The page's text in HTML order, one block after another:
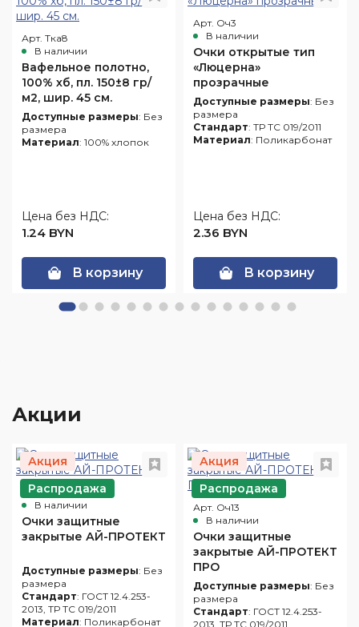
Арт. Тка8
В наличии
Вафельное полотно,
100% хб, пл. 150±8 гр/
м2, шир. 45 см.
Доступные размеры: Без
размера
Материал: 100% хлопок
Цена без НДС:
1.24 BYN
В корзину
Арт. Оч3
В наличии
Очки открытые тип
«Люцерна»
прозрачные
Доступные размеры: Без
размера
Стандарт: ТР ТС 019/2011
Материал: Поликарбонат
Цена без НДС:
2.36 BYN
В корзину
Акции
Акция
Распродажа
Арт. Оч10
В наличии
Очки защитные
закрытые АЙ-ПРОТЕКТ
Доступные размеры: Без
размера
Стандарт: ГОСТ 12.4.253-
2013, ТР ТС 019/2011
Материал: Поликарбонат
Акция
Распродажа
Арт. Оч13
В наличии
Очки защитные
закрытые АЙ-ПРОТЕКТ
ПРО
Доступные размеры: Без
размера
Стандарт: ГОСТ 12.4.253-
2013, ТР ТС 019/2011